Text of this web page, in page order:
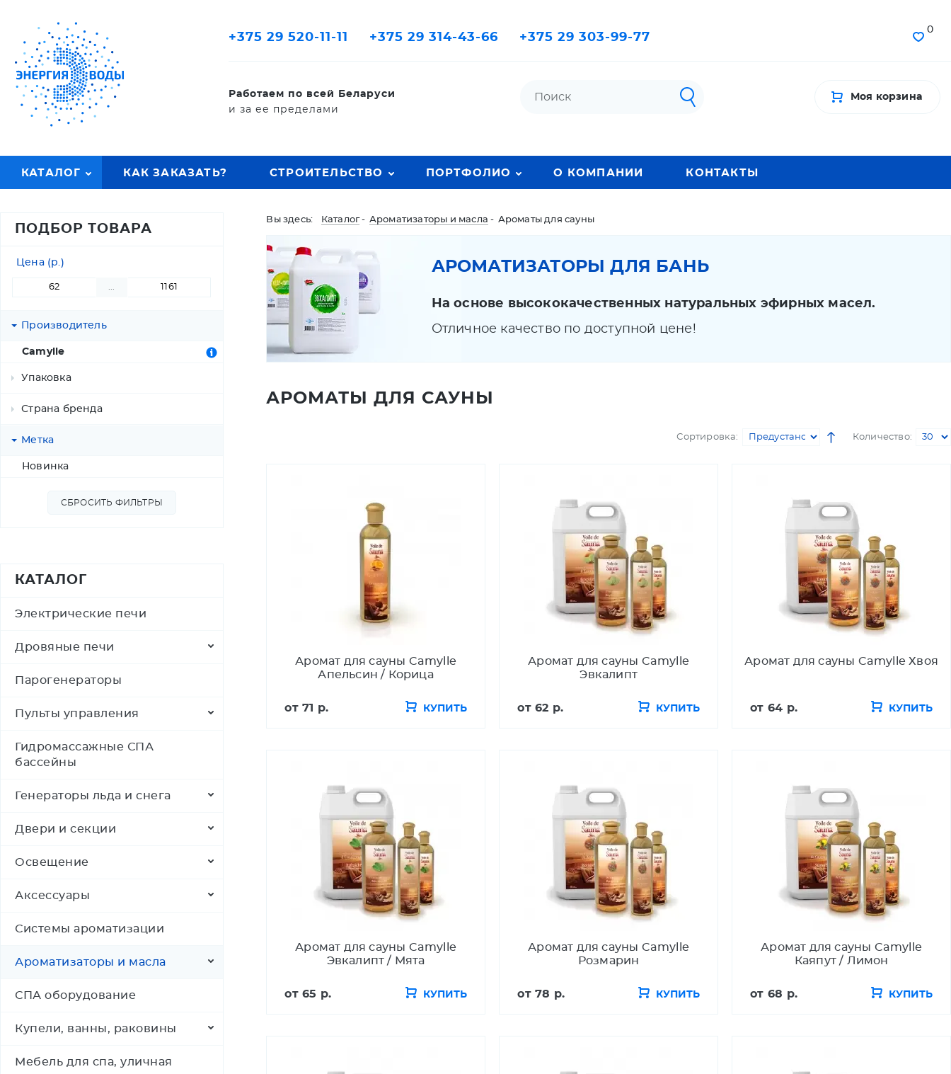
+375 29 520-11-11 +375 29 314-43-66 +375 29 303-99-77
Работаем по всей Беларуси
и за ее пределами
КАТАЛОГ КАК ЗАКАЗАТЬ? СТРОИТЕЛЬСТВО ПОРТФОЛИО О КОМПАНИИ КОНТАКТЫ
Моя корзина
0
Вы здесь: Каталог - Ароматизаторы и масла - Ароматы для сауны
АРОМАТИЗАТОРЫ ДЛЯ БАНЬ
На основе высококачественных натуральных эфирных масел.
Отличное качество по доступной цене!
АРОМАТЫ ДЛЯ САУНЫ
Сортировка: Количество:
Аромат для сауны Camylle
Апельсин / Корица
от 71 р. КУПИТЬ
Аромат для сауны Camylle
Эвкалипт
от 62 р. КУПИТЬ
Аромат для сауны Camylle Хвоя
от 64 р. КУПИТЬ
Аромат для сауны Camylle
Эвкалипт / Мята
от 65 р. КУПИТЬ
Аромат для сауны Camylle
Розмарин
от 78 р. КУПИТЬ
Аромат для сауны Camylle
Каяпут / Лимон
от 68 р. КУПИТЬ
ПОДБОР ТОВАРА
Цена (р.)
...
Производитель
Camylle
Упаковка
250 мл
5 л
Страна бренда
Франция
Метка
Новинка
СБРОСИТЬ ФИЛЬТРЫ
КАТАЛОГ
Электрические печи
Дровяные печи
Парогенераторы
Пульты управления
Гидромассажные СПА
бассейны
Генераторы льда и снега
Двери и секции
Освещение
Аксессуары
Системы ароматизации
Ароматизаторы и масла
СПА оборудование
Купели, ванны, раковины
Мебель для спа, уличная